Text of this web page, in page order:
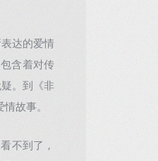
达的爱情
含着对传
。到《非
故事。
不到了，